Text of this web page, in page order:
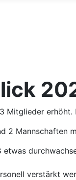
Mitglieder
2
verstärkt